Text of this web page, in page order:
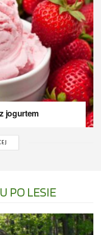
jogurtem
PO LESIE